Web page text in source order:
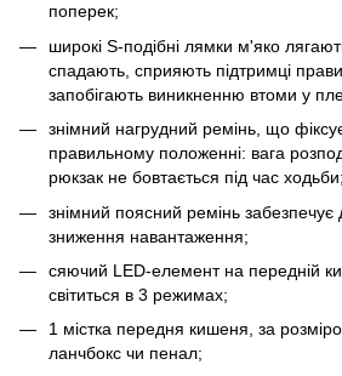
поперек;
широкі S-подібні лямки м'яко
спадають, сприяють підтримці
запобігають виникненню втоми у
знімний нагрудний ремінь, що
правильному положенні: вага
рюкзак не бовтається під час ходьби;
знімний поясний ремінь забезпечує
зниження навантаження;
сяючий LED-елемент на передній
світиться в 3 режимах;
1 містка передня кишеня, за
ланчбокс чи пенал;